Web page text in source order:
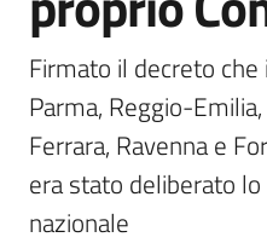
Firmato il decreto
Parma, Reggio-
Ferrara, Ravenna e
era stato deliberato
nazionale